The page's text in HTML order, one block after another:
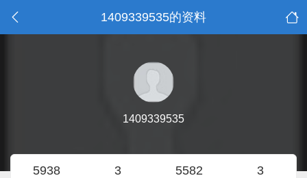
1409339535的资料
1409339535
5938 3 5582 3